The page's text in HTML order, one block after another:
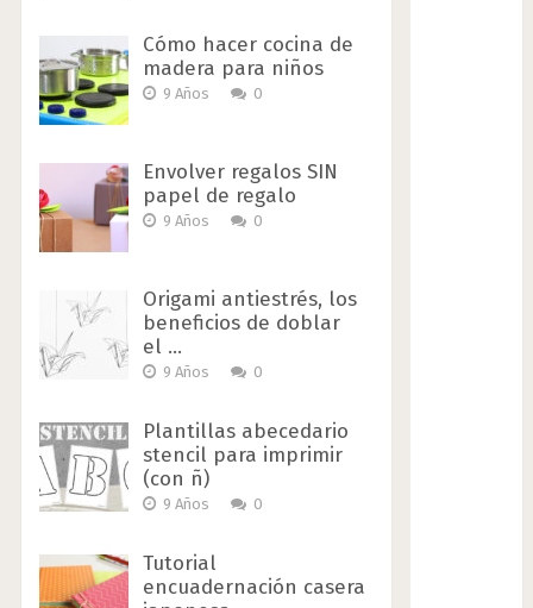
Cómo hacer cocina de
madera para niños
9 Años 0
Envolver regalos SIN
papel de regalo
9 Años 0
Origami antiestrés, los
beneficios de doblar
el …
9 Años 0
Plantillas abecedario
stencil para imprimir
(con ñ)
9 Años 0
Tutorial
encuadernación casera